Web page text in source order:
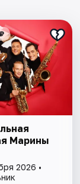
Марины
2026 •